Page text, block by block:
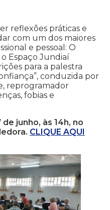
reflexões práticas e
com um dos maiores
e pessoal: O
Espaço Jundiaí
para a palestra
conduzida por
reprogramador
fobias e
junho, às 14h, no
CLIQUE AQUI